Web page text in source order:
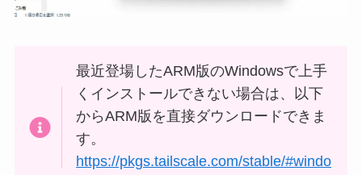
最近登場したARM版のWindowsで上手
くインストールできない場合は、以下
からARM版を直接ダウンロードできま
す。
https://pkgs.tailscale.com/stable/#windo